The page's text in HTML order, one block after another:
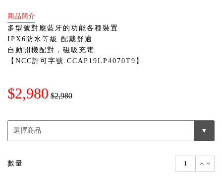
商品簡介
多型號對應藍牙的功能各種裝置
IPX6防水等級 配戴舒適
自動開機配對，磁吸充電
【NCC許可字號:CCAP19LP4070T9】
$2,980 $2,980
數量